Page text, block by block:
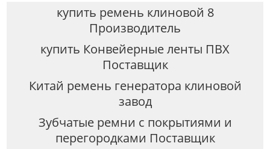
купить ремень клиновой 8
Производитель
купить Конвейерные ленты ПВХ
Поставщик
Китай ремень генератора клиновой
завод
Зубчатые ремни с покрытиями и
перегородками Поставщик